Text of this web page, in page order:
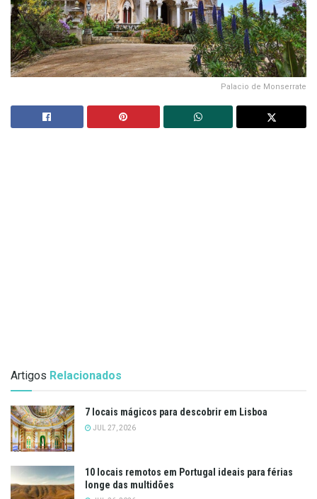
Palacio de Monserrate
Artigos Relacionados
7 locais mágicos para descobrir em Lisboa
JUL 27, 2026
10 locais remotos em Portugal ideais para férias
longe das multidões